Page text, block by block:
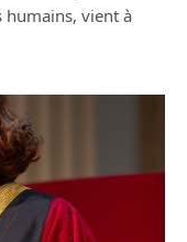
humains, vient à